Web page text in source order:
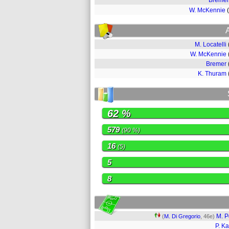
W. McKennie
M. Locatelli
W. McKennie
Bremer
K. Thuram
62 %
579(90 %)
16(5)
5
8
(M. Di Gregorio , 46e) M.
P.